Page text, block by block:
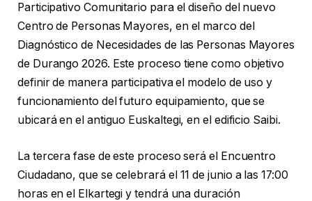
Participativo Comunitario para el diseño del nuevo
Centro de Personas Mayores, en el marco del
Diagnóstico de Necesidades de las Personas Mayores
de Durango 2026. Este proceso tiene como objetivo
definir de manera participativa el modelo de uso y
funcionamiento del futuro equipamiento, que se
ubicará en el antiguo Euskaltegi, en el edificio Saibi.
La tercera fase de este proceso será el Encuentro
Ciudadano, que se celebrará el 11 de junio a las 17:00
horas en el Elkartegi y tendrá una duración